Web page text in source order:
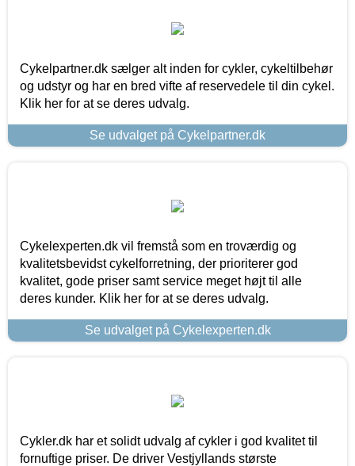
Cykelpartner.dk sælger alt inden for cykler, cykeltilbehør
og udstyr og har en bred vifte af reservedele til din cykel.
Klik her for at se deres udvalg.
Se udvalget på Cykelpartner.dk
Cykelexperten.dk vil fremstå som en troværdig og
kvalitetsbevidst cykelforretning, der prioriterer god
kvalitet, gode priser samt service meget højt til alle
deres kunder. Klik her for at se deres udvalg.
Se udvalget på Cykelexperten.dk
Cykler.dk har et solidt udvalg af cykler i god kvalitet til
fornuftige priser. De driver Vestjyllands største